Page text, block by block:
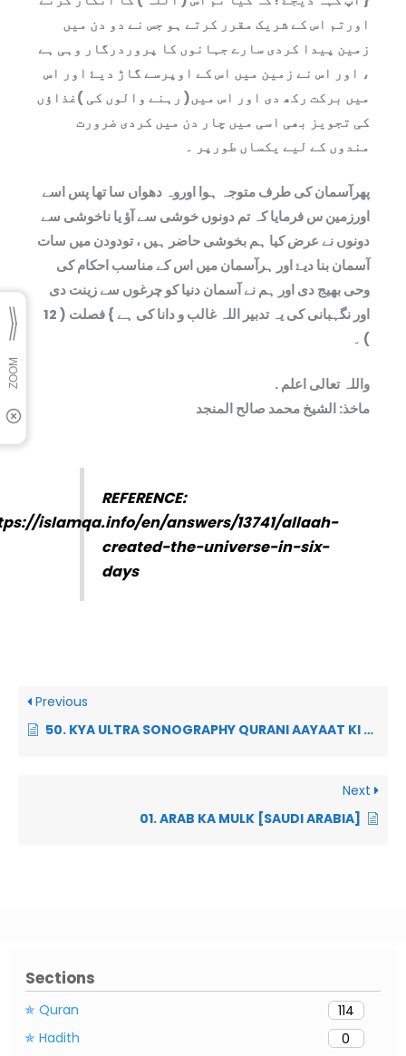
Sections
✯ Quran
114
✯ Hadith
0
اورتم اس کے شریک مقرر کرتے ہو جس نے دو دن میں
زمین پیدا کردی سارے جہانوں کا پروردرگار وہی ہے
، اور اس نے زمین میں اس کے اوپرسے گاڑ دیۓ اور اس
میں برکت رکھ دی اور اس میں( رہنے والوں کی )غذاؤں
کی تجویز بھی اسی میں چار دن میں کردی ضرورت
مندوں کے لیے یکساں طورپر ۔
پھرآسمان کی طرف متوجہ ہوا اوروہ دھواں سا تھا پس اسے
اورزمین س فرمایا کہ تم دونوں خوشی سے آؤ‎ یا ناخوشی سے
دونوں نے عرض کیا ہم بخوشی حاضر ہیں ، تودودن میں سات
آسمان بنا دیۓ اور ہرآسمان میں اس کے مناسب احکام کی
وحی بھیج دی اور ہم نے آسمان دنیا کو چرغوں سے زینت دی
اور نگہبانی کی یہ تدبیر اللہ غالب و دانا کی ہے } فصلت ( 12
) ۔
واللہ تعالی اعلم .
ماخذ: الشیخ محمد صالح المنجد
REFERENCE:
islamqa.info/en/answers/13741/allaah-
created-the-universe-in-six-
days
Previous
50. KYA ULTRA SONOGRAPHY QURANI AAYAAT KI NAFI KARTI HAI? [Is knowing the sex of the baby part of the knowledge of the unseen?]
Next
01. ARAB KA MULK [SAUDI ARABIA]